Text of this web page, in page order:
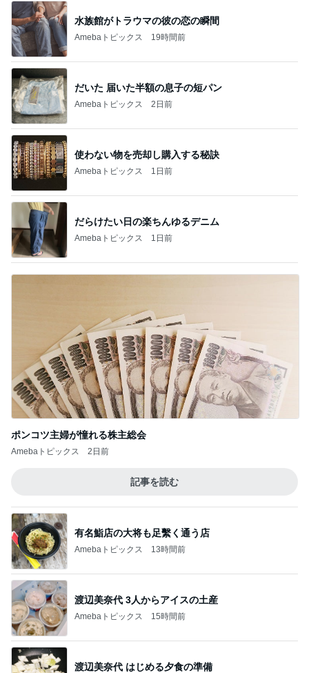
水族館がトラウマの彼の恋の瞬間
Amebaトピックス 19時間前
だいた 届いた半額の息子の短パン
Amebaトピックス 2日前
使わない物を売却し購入する秘訣
Amebaトピックス 1日前
だらけたい日の楽ちんゆるデニム
Amebaトピックス 1日前
ポンコツ主婦が憧れる株主総会
Amebaトピックス 2日前
記事を読む
有名鮨店の大将も足繫く通う店
Amebaトピックス 13時間前
渡辺美奈代 3人からアイスの土産
Amebaトピックス 15時間前
渡辺美奈代 はじめる夕食の準備